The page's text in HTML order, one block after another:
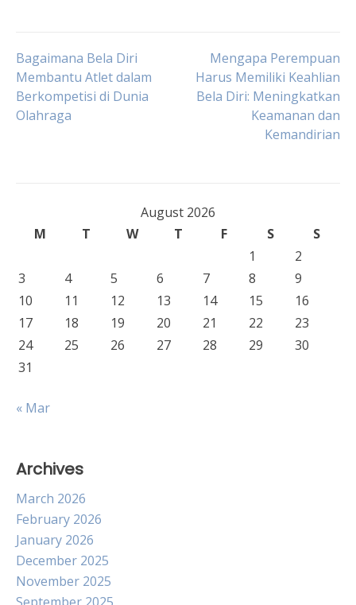
Post
navigation
Bagaimana Bela Diri
Membantu Atlet dalam
Berkompetisi di Dunia
Olahraga
Mengapa Perempuan
Harus Memiliki Keahlian
Bela Diri: Meningkatkan
Keamanan dan
Kemandirian
August 2026
M
T W T F S
S
1
2
3
4 5 6 7 8
9
10
11 12 13 14 15
16
17
18 19 20 21 22
23
24
25 26 27 28 29
30
31
« Mar
Archives
March 2026
February 2026
January 2026
December 2025
November 2025